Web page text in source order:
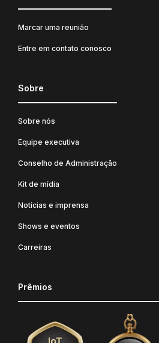
Marcar uma reunião
Entre em contato conosco
Sobre
Sobre nós
Equipe executiva
Conselho de Administração
Kit de mídia
Notícias e imprensa
Shows e eventos
Carreiras
Prêmios